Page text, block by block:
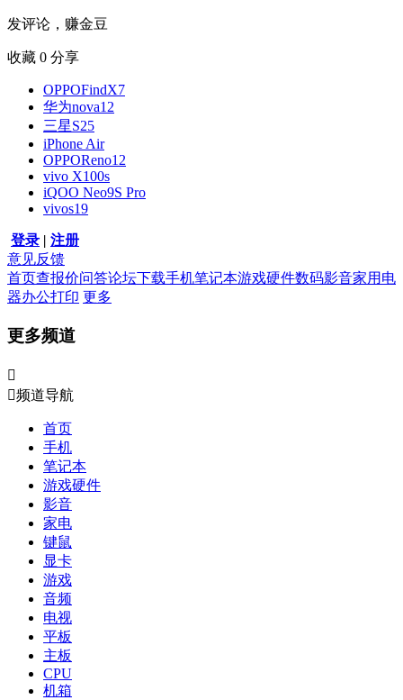
发评论，赚金豆
收藏 0 分享
OPPOFindX7
华为nova12
三星S25
iPhone Air
OPPOReno12
vivo X100s
iQOO Neo9S Pro
vivos19
登录
注册
意见反馈
首页查报价问答论坛 下载手机笔记本游戏硬件数码影音家用电
器办公打印 更多
更多频道

频道导航
首页
手机
笔记本
游戏硬件
影音
家电
键鼠
显卡
游戏
音频
电视
平板
主板
CPU
机箱